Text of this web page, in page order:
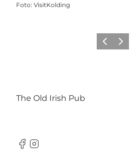
Foto: VisitKolding
ZurückWeiter
The Old Irish Pub
Facebook
Instagram